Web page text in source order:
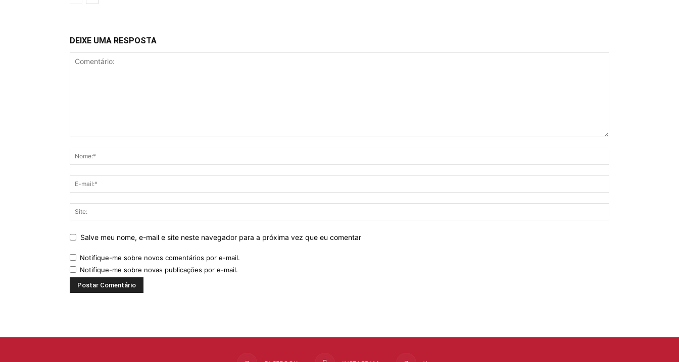
DEIXE UMA RESPOSTA
Salve meu nome, e-mail e site neste navegador para a próxima vez que eu comentar
Notifique-me sobre novos comentários por e-mail.
Notifique-me sobre novas publicações por e-mail.